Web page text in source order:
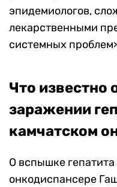
эпидемиологов,
лекарственными
системных
Что известно
заражении
камчатском
О вспышке
онкодиспансере